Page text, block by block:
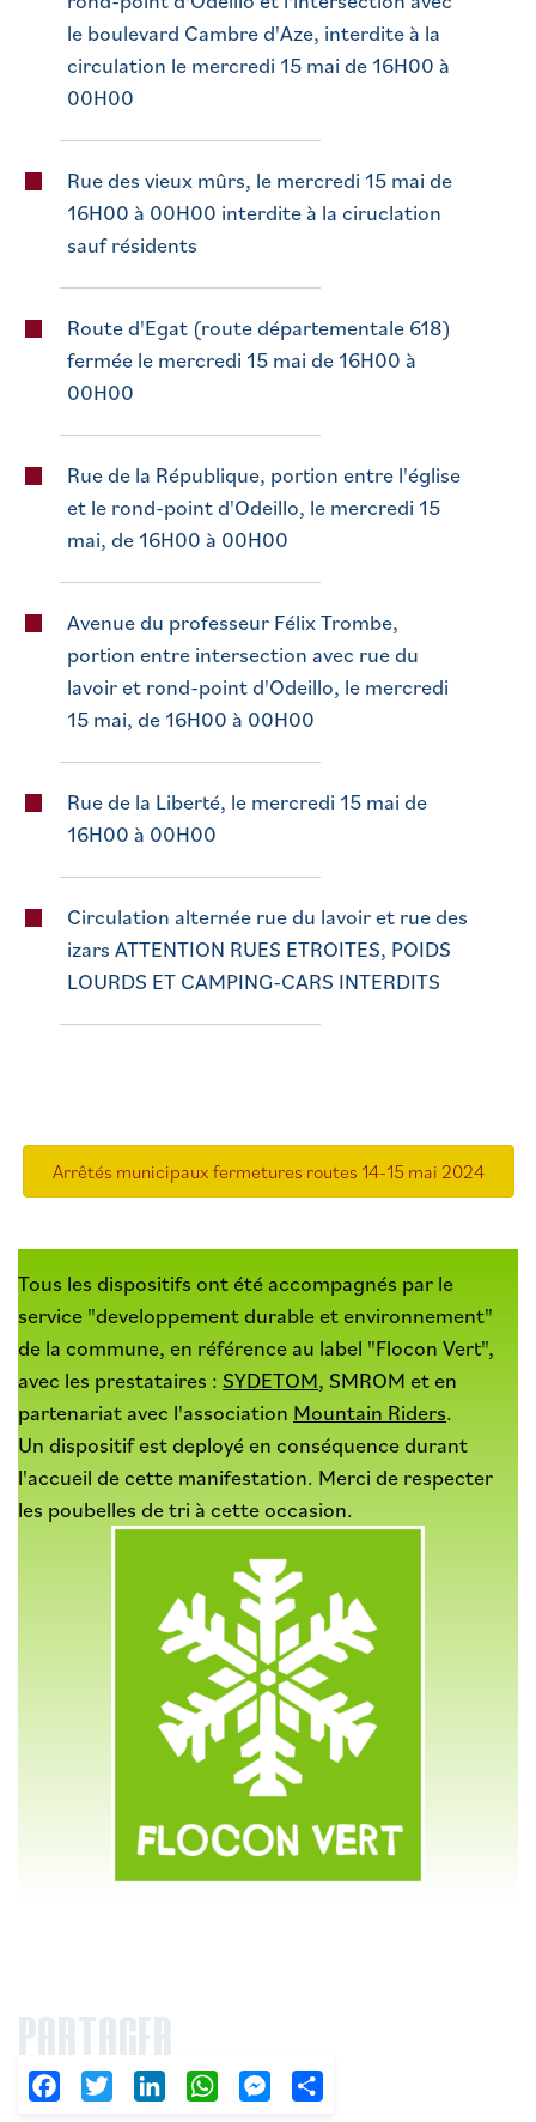
le boulevard Cambre d'Aze, interdite à la
circulation le mercredi 15 mai de 16H00 à
00H00
Rue des vieux mûrs, le mercredi 15 mai de
16H00 à 00H00 interdite à la ciruclation
sauf résidents
Route d'Egat (route départementale 618)
fermée le mercredi 15 mai de 16H00 à
00H00
Rue de la République, portion entre l'église
et le rond-point d'Odeillo, le mercredi 15
mai, de 16H00 à 00H00
Avenue du professeur Félix Trombe,
portion entre intersection avec rue du
lavoir et rond-point d'Odeillo, le mercredi
15 mai, de 16H00 à 00H00
Rue de la Liberté, le mercredi 15 mai de
16H00 à 00H00
Circulation alternée rue du lavoir et rue des
izars ATTENTION RUES ETROITES, POIDS
LOURDS ET CAMPING-CARS INTERDITS
Arrêtés municipaux fermetures routes 14-15 mai 2024
Tous les dispositifs ont été accompagnés par le
service "developpement durable et environnement"
de la commune, en référence au label "Flocon Vert",
avec les prestataires : SYDETOM, SMROM et en
partenariat avec l'association Mountain Riders.
Un dispositif est deployé en conséquence durant
l'accueil de cette manifestation. Merci de respecter
les poubelles de tri à cette occasion.
PARTAGER
FacebookTwitter LinkedIn WhatsAppMessenger